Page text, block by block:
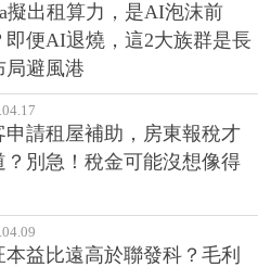
擬出租算力，是AI泡沫前
即便AI退燒，這2大族群是長
局避風港
申請租屋補助，房東報稅才
？別急！稅金可能沒想像得
本益比遠高於聯發科？毛利